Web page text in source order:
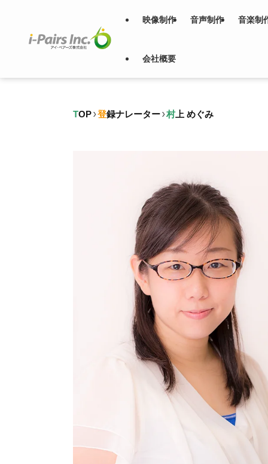
映像制作 音声制作 音楽制
会社概要
TOP 登録ナレーター 村上 めぐみ